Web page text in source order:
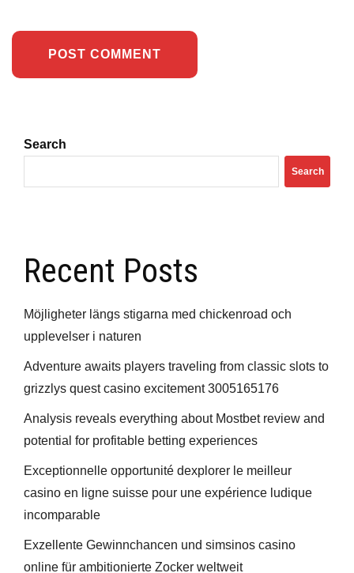
Search
Search
Recent Posts
Möjligheter längs stigarna med chickenroad och
upplevelser i naturen
Adventure awaits players traveling from classic slots to
grizzlys quest casino excitement 3005165176
Analysis reveals everything about Mostbet review and
potential for profitable betting experiences
Exceptionnelle opportunité dexplorer le meilleur
casino en ligne suisse pour une expérience ludique
incomparable
Exzellente Gewinnchancen und simsinos casino
online für ambitionierte Zocker weltweit